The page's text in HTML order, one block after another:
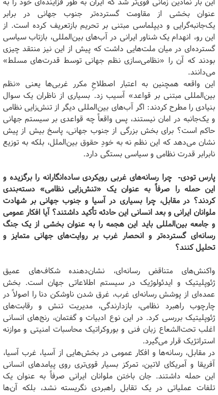
این بار نمادین زمانی قوی‌تر شد که ایران به طور فزاینده‌ای خود را به
عنوان بخشی از مقاومت گسترده‌تر جنوب جهانی در برابر
یک‌جانبه‌گرایی و دیپلماسی مبتنی بر تحریم بازتعریف کرده است. از
این رو، انهدام یک شناور ایرانی در آب‌های بین‌المللی، بازتاب سیاسی
گسترده‌ای در میان ملت‌هایی داشت که پیش از این نیز منتقد چیزی
بودند که آن را «نظامی‌سازی نظم جهانی توسط قدرت‌های مسلط»
می‌دانند.
این واقعه همچنین به اعتبار اصطلاحِ مکرر غربی‌ها یعنی «نظم
بین‌المللی مبتنی بر قواعد» آسیب زد. بسیاری از ناظران یک سوال
بنیادی را مطرح کردند: اگر آب‌های بین‌المللی دیگر از تنش‌زایی نظامی
و یک‌جانبه در امان نیستند، پس واقعاً چه قواعدی بر سیستم جهانی
حاکم است؟ برای بخش بزرگی از جنوب جهانی، پاسخ بیش از پیش
نشان می‌دهد که این نظم نه به خودِ حقوق بین‌الملل، بلکه به توزیع
نابرابر قدرت نظامی و سیاسی بستگی دارد.
پارس تودی- چرا رسانه‌های غربی رویکردی ساده‌انگارانه را برگزیده و
این حمله را صرفاً به عنوان یک «تنش‌زایی نظامی» دسته‌بندی
کردند؟ در مقابل، چرا بسیاری در آسیا و جنوب جهانی بر شهادت
ملوانان ایرانی و بعد انسانی این حادثه تأکید داشتند؟ آیا افکار عمومی
و جامعه بین‌المللی باید این هجمه را به عنوان بخشی از یک جنگ
رسانه‌ای گسترده‌تر و انحصار غرب بر روایت‌های جهانی متمایز و
تحلیل کنند؟
واکنش‌های متناقض رسانه‌ای، نشان‌دهنده شکاف‌های عمیق
ژئوپلیتیک و ایدئولوژیک در سیستم اطلاعاتی جهان است. بخش
عمده‌ای از پوشش رسانه‌ای غرب، غرق شدن ناوشکن دنا را اصولاً در
چارچوب راهبرد نظامی، بازدارندگی، مدیریت تنش و رقابت‌های
ژئوپلیتیک بررسی کرد. در این نوع ادبیات و گفتمان، رنج‌های انسانی
اغلب تحت‌الشعاع زبان فنی و بوروکراتیک محاسبات امنیتی و موازنه
استراتژیک قرار می‌گیرد.
در مقابل، رسانه‌ها و افکار عمومی در بخش‌هایی از آسیا، غرب آسیا،
آفریقا و آمریکای لاتین، تمرکز بسیار قوی‌تری روی پیامدهای انسانی
این حمله داشتند. جان باختن ملوانان ایرانی صرفاً به عنوان یک
تلفات عملیاتی در یک تقابل راهبردی نگریسته نشد، بلکه آن‌ها